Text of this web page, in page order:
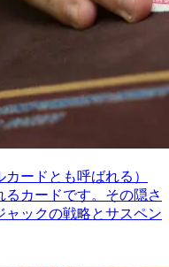
ードとも呼ばれる）
カードです。その隠さ
ックの戦略とサスペン